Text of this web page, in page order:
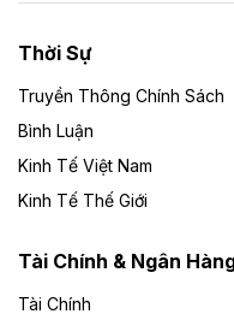
Dự án Nhà máy xử lý
Công ty TNHH Năng
Theo
Đức Long Gia Lai
Lai
Bốn doanh nghiệp có
Thời Sự
Truyền Thông Chính Sách
Bình Luận
Kinh Tế Việt Nam
Kinh Tế Thế Giới
Tài Chính & Ngân
Tài Chính